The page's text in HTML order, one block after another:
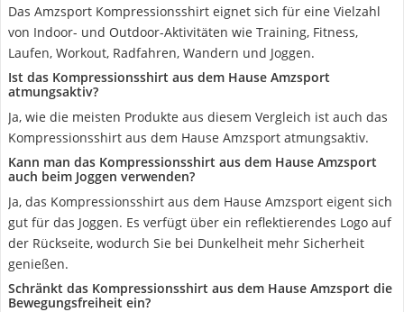
Das Amzsport Kompressionsshirt eignet sich für eine Vielzahl
von Indoor- und Outdoor-Aktivitäten wie Training, Fitness,
Laufen, Workout, Radfahren, Wandern und Joggen.
Ist das Kompressionsshirt aus dem Hause Amzsport
atmungsaktiv?
Ja, wie die meisten Produkte aus diesem Vergleich ist auch das
Kompressionsshirt aus dem Hause Amzsport atmungsaktiv.
Kann man das Kompressionsshirt aus dem Hause Amzsport
auch beim Joggen verwenden?
Ja, das Kompressionsshirt aus dem Hause Amzsport eigent sich
gut für das Joggen. Es verfügt über ein reflektierendes Logo auf
der Rückseite, wodurch Sie bei Dunkelheit mehr Sicherheit
genießen.
Schränkt das Kompressionsshirt aus dem Hause Amzsport die
Bewegungsfreiheit ein?